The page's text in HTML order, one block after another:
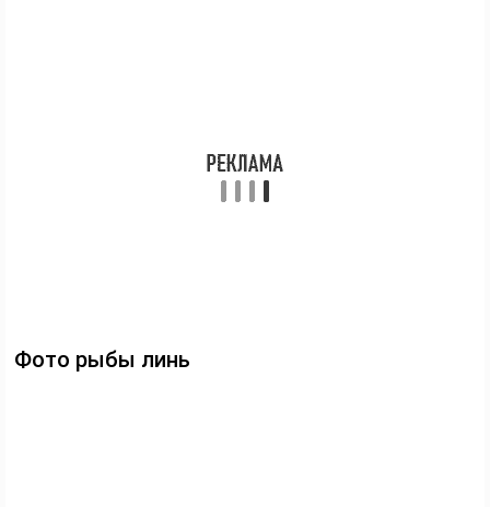
Фото рыбы линь